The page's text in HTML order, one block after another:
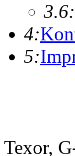
3.6:
4:
5:
Texor,